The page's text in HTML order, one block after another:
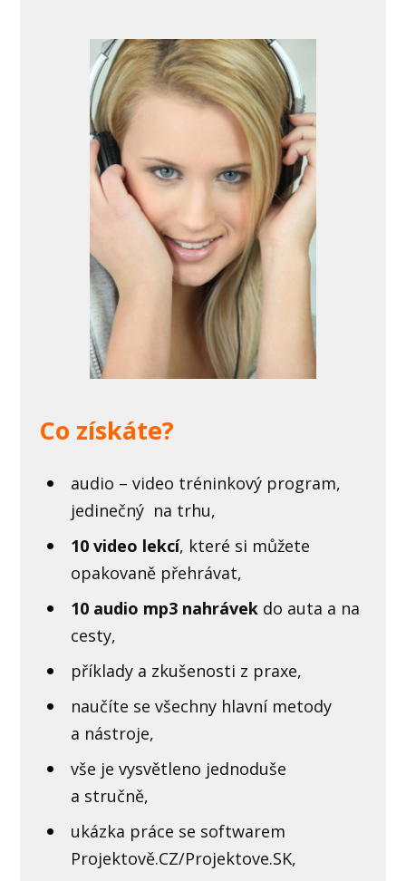
Co získáte?
audio – video tréninkový program,
jedinečný na trhu,
10 video lekcí, které si můžete
opakovaně přehrávat,
10 audio mp3 nahrávekdo auta a na
cesty,
příklady a zkušenosti z praxe,
naučíte se všechny hlavní metody
a nástroje,
vše je vysvětleno jednoduše
a stručně,
ukázka práce se softwarem
Projektově.CZ/Projektove.SK,